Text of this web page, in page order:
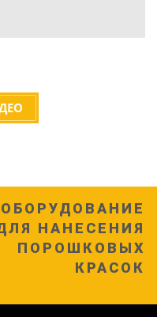
ОБОРУДОВАНИЕ
НАНЕСЕНИЯ
ПОРОШКОВЫХ
КРАСОК